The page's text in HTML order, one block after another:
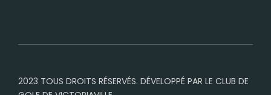
2023 TOUS DROITS RÉSERVÉS. DÉVELOPPÉ PAR LE CLUB DE